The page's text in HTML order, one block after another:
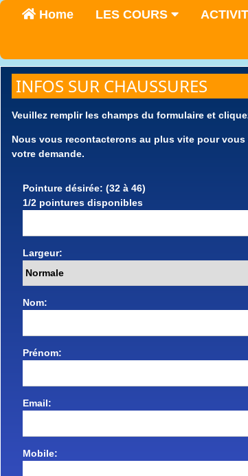
Home LES COURS
INFOS SUR CHAUSSURES
Veuillez remplir les champs du formulaire et
Nous vous recontacterons au plus vite pour
votre demande.
Pointure désirée: (32 à 46)
1/2 pointures disponibles
Largeur:
Nom:
Prénom:
Email:
Mobile: